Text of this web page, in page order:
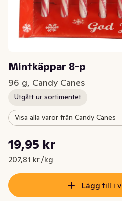
Mintkäppar 8-p
96 g, Candy Canes
Utgått ur sortimentet
Visa alla varor från Candy Canes
Nuvarande pris är: 19,95 kr
19,95 kr
207,81 kr /kg
Styckpris: 207,81 kr /kg
Lägg till i